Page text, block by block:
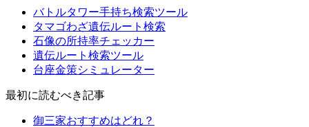
バトルタワー手持ち検索ツール
タマゴわざ遺伝ルート検索
石像の所持率チェッカー
遺伝ルート検索ツール
台座金策シミュレーター
最初に読むべき記事
御三家おすすめはどれ？